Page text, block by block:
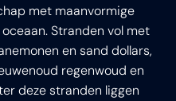
met maanvormige
Stranden vol met
en sand dollars,
regenwoud en
deze stranden liggen